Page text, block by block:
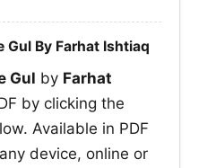
Gul By Farhat Ishtiaq
Gul by Farhat
by clicking the
Available in PDF
device, online or